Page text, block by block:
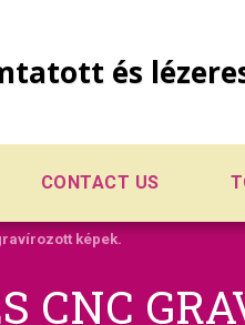
és
CONTACT US
képek.
CNC